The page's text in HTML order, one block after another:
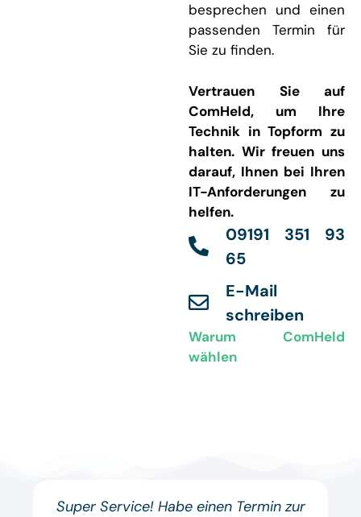
besprechen und einen
passenden Termin für
Sie zu finden.
Vertrauen Sie auf
ComHeld, um Ihre
Technik in Topform zu
halten. Wir freuen uns
darauf, Ihnen bei Ihren
IT-Anforderungen zu
helfen.
09191 351 93
65
E-Mail
schreiben
Warum ComHeld
wählen
Super Service! Habe einen Termin zur